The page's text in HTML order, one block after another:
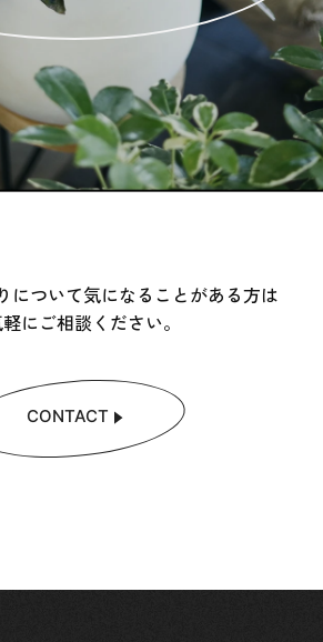
について気になることがある方は
にご相談ください。
CONTACT